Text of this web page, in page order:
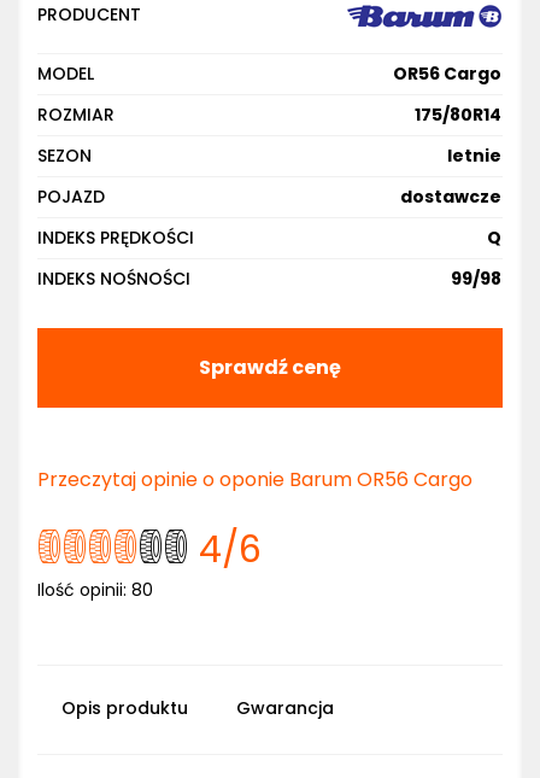
PRODUCENT
MODEL
OR56 Cargo
ROZMIAR
175/80R14
SEZON
letnie
POJAZD
dostawcze
INDEKS PRĘDKOŚCI
Q
INDEKS NOŚNOŚCI
99/98
Sprawdź cenę
Przeczytaj opinie o oponie Barum OR56 Cargo
4/6
Ilość opinii: 80
Opis produktu Gwarancja